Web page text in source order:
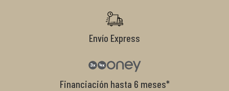
Envío Express
Financiación hasta 6 meses*